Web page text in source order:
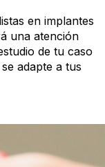
en implantes
una atención
de tu caso
adapte a tus